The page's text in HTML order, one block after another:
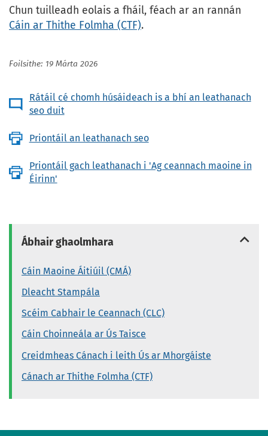
Chun tuilleadh eolais a fháil, féach ar an rannán
Cáin ar Thithe Folmha (CTF).
Foilsithe: 19 Márta 2026
Rátáil cé chomh húsáideach is a bhí an leathanach
seo duit
Priontáil an leathanach seo
Priontáil gach leathanach i 'Ag ceannach maoine in
Éirinn'
Ábhair ghaolmhara
Cáin Maoine Áitiúil (CMÁ)
Dleacht Stampála
Scéim Cabhair le Ceannach (CLC)
Cáin Choinneála ar Ús Taisce
Creidmheas Cánach i leith Ús ar Mhorgáiste
Cánach ar Thithe Folmha (CTF)